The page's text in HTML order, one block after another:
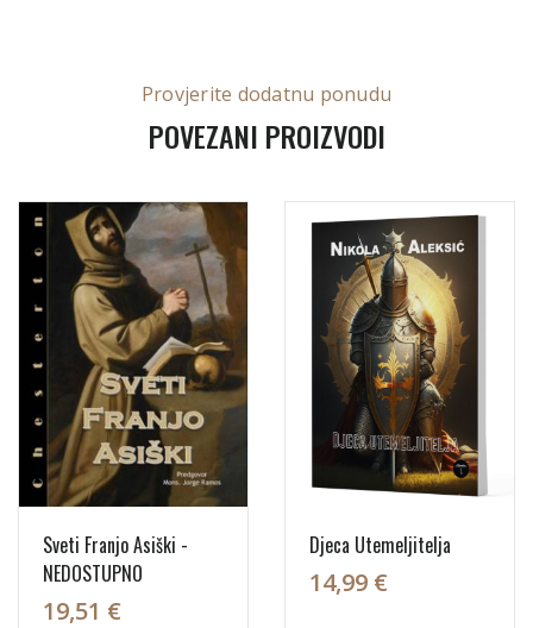
Provjerite dodatnu ponudu
POVEZANI PROIZVODI
Sveti Franjo Asiški -
NEDOSTUPNO
19,51 €
Djeca Utemeljitelja
14,99 €